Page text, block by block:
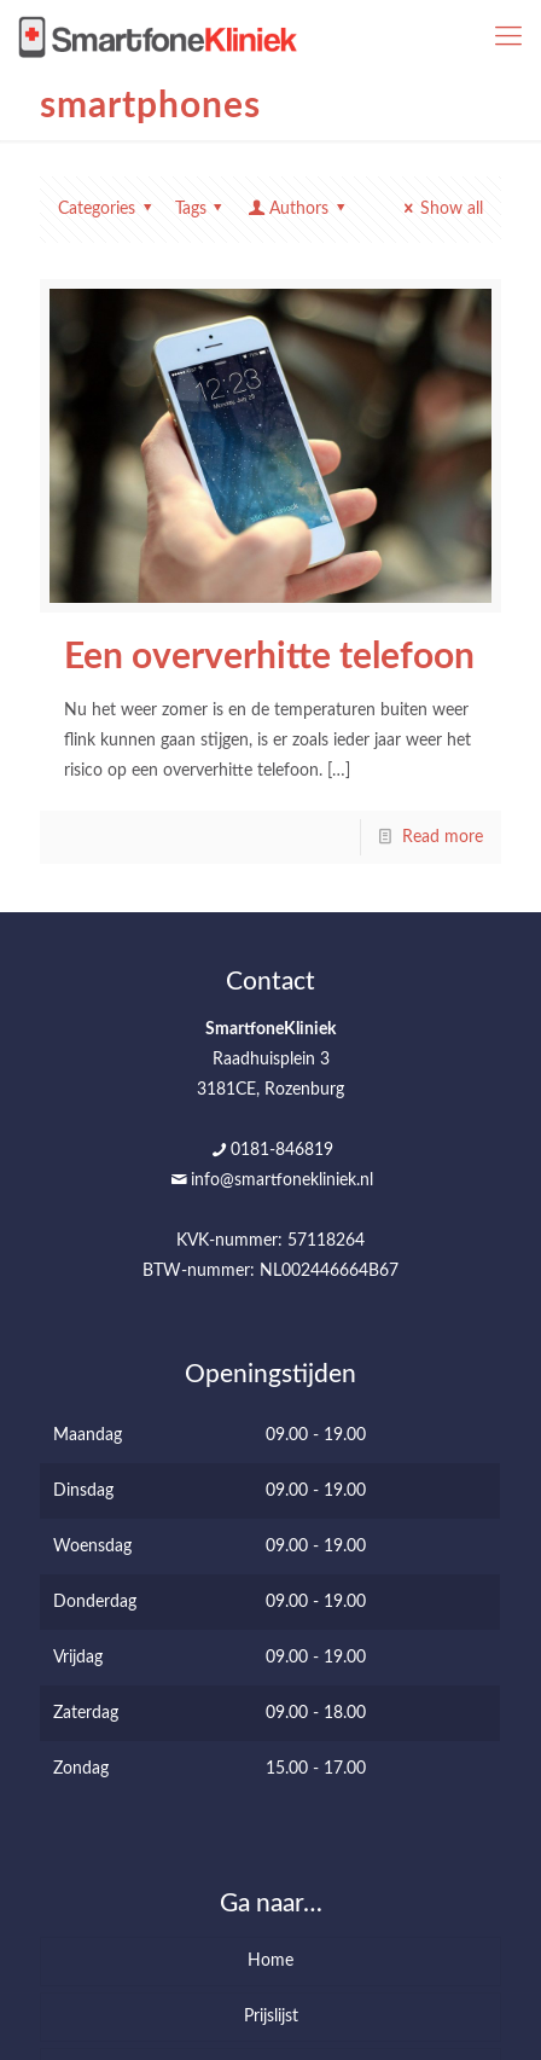
smartphones
Categories Tags Authors Show all
Een oververhitte telefoon
Nu het weer zomer is en de temperaturen buiten weer
flink kunnen gaan stijgen, is er zoals ieder jaar weer het
risico op een oververhitte telefoon. […]
Read more
Contact
SmartfoneKliniek
Raadhuisplein 3
3181CE, Rozenburg
0181-846819
info@smartfonekliniek.nl
KVK-nummer: 57118264
BTW-nummer: NL002446664B67
Openingstijden
Maandag 09.00 - 19.00
Dinsdag 09.00 - 19.00
Woensdag 09.00 - 19.00
Donderdag 09.00 - 19.00
Vrijdag 09.00 - 19.00
Zaterdag 09.00 - 18.00
Zondag 15.00 - 17.00
Ga naar…
Home
Prijslijst